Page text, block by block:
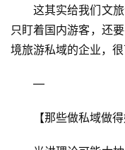
这其实给我们文
只盯着国内游客，还
境旅游私域的企业，
—
【那些做私域做